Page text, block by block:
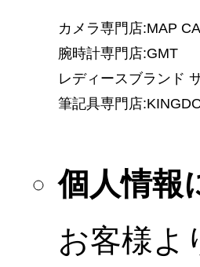
カメラ専門店:MAP
腕時計専門店:GMT
レディースブランド
筆記具専門店
個人情報
お客様よ